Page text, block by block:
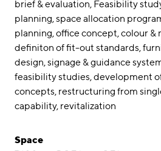
Deutsch
English
Imprint
Data Privacy
brief & evaluation Feasibility
planning space allocation
planning office concept colour &
definiton of fit-out standards
design signage & guidance
feasibility studies development
concepts restructuring from
capability revitalization
Space